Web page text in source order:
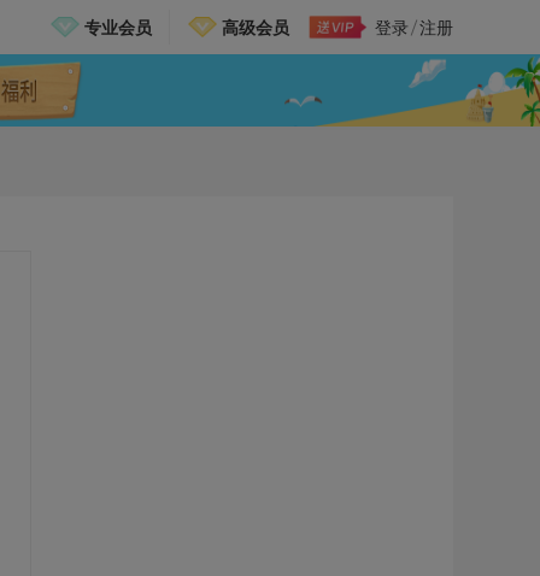
专业会员 高级会员 登录 注册
邀请有礼，免费送VIP